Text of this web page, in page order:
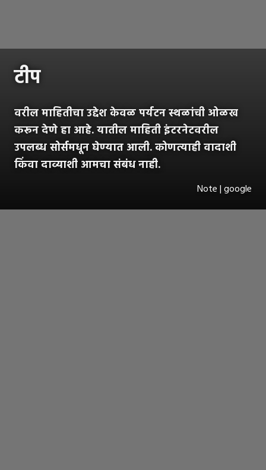
टीप
वरील माहितीचा उद्देश केवळ पर्यटन स्थळांची ओळख
करून देणे हा आहे. यातील माहिती इंटरनेटवरील
उपलब्ध सोर्समधून घेण्यात आली. कोणत्याही वादाशी
किंवा दाव्याशी आमचा संबंध नाही.
Note | google